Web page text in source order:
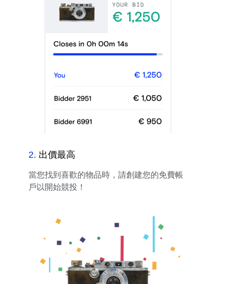
2. 出價最高
當您找到喜歡的物品時，請創建您的免費帳
戶以開始競投！